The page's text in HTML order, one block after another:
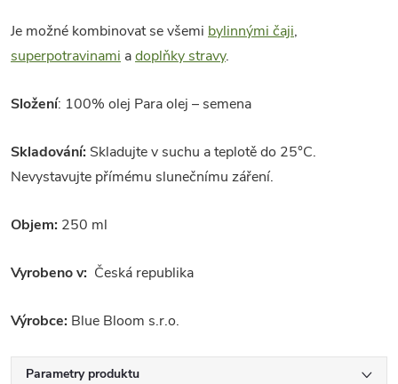
Je možné kombinovat se všemi bylinnými čaji,
superpotravinami adoplňky stravy.
Složení: 100% olej Para olej – semena
Skladování: Skladujte v suchu a teplotě do 25°C.
Nevystavujte přímému slunečnímu záření.
Objem: 250 ml
Vyrobeno v: Česká republika
Výrobce: Blue Bloom s.r.o.
Parametry produktu